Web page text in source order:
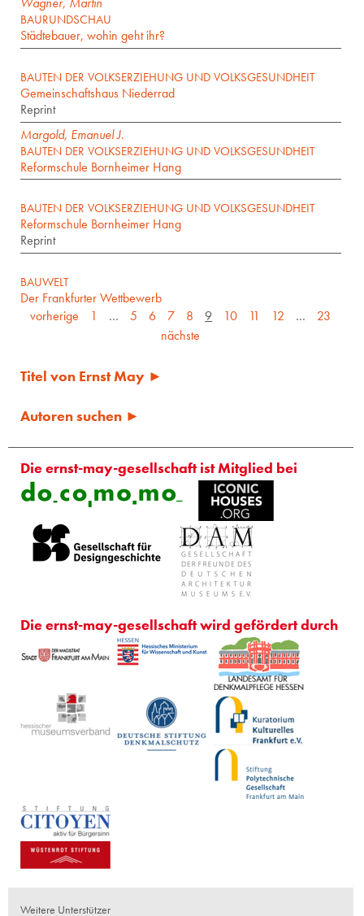
BAURUNDSCHAU
Städtebauer, wohin geht ihr?
BAUTEN DER VOLKSERZIEHUNG UND VOLKSGESUNDHEIT
Gemeinschaftshaus Niederrad
Reprint
Margold, Emanuel J.
BAUTEN DER VOLKSERZIEHUNG UND VOLKSGESUNDHEIT
Reformschule Bornheimer Hang
BAUTEN DER VOLKSERZIEHUNG UND VOLKSGESUNDHEIT
Reformschule Bornheimer Hang
Reprint
BAUWELT
Der Frankfurter Wettbewerb
vorherige
1 … 5 6 7 8 9 10 11 12 …
23
nächste
Titel von Ernst May ►
Autoren suchen ►
Die ernst-may-gesellschaft ist Mitglied bei
Die ernst-may-gesellschaft wird gefördert durch
Weitere Unterstützer